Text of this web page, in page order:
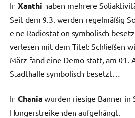
In Xanthi haben mehrere
Seit dem 9.3. werden regelmäßig
eine Radiostation symbolisch
verlesen mit dem Titel: Schließen
März fand eine Demo statt, am 01.
Stadthalle symbolisch besetzt…
In Chania wurden riesige Banner in
Hungerstreikenden aufgehängt.